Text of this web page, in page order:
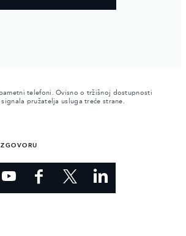
telefoni. Ovisno o tržišnoj dostupnosti
pružatelja usluga treće strane.